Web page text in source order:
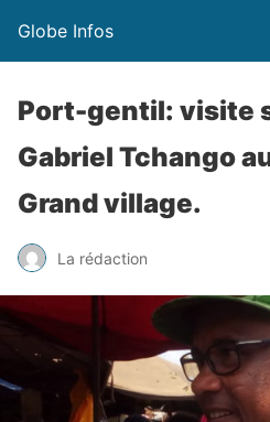
Globe Infos
Port-gentil: visite
Gabriel Tchango
Grand village.
La rédaction